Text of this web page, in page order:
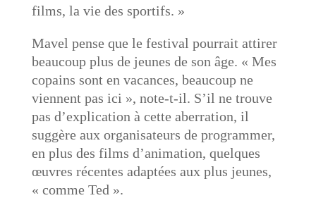
films, la vie des sportifs. »
Mavel pense que le festival pourrait attirer
beaucoup plus de ​jeunes de son âge. « Mes
copains sont en vacances, beaucoup ne
viennent pas ici », note-t-il. S’il ne trouve
pas d’explication à cette aberration, il
suggère aux organisateurs de programmer,
en plus des films d’animation, quelques
œuvres récentes adaptées aux plus jeunes,
« comme Ted ». ​